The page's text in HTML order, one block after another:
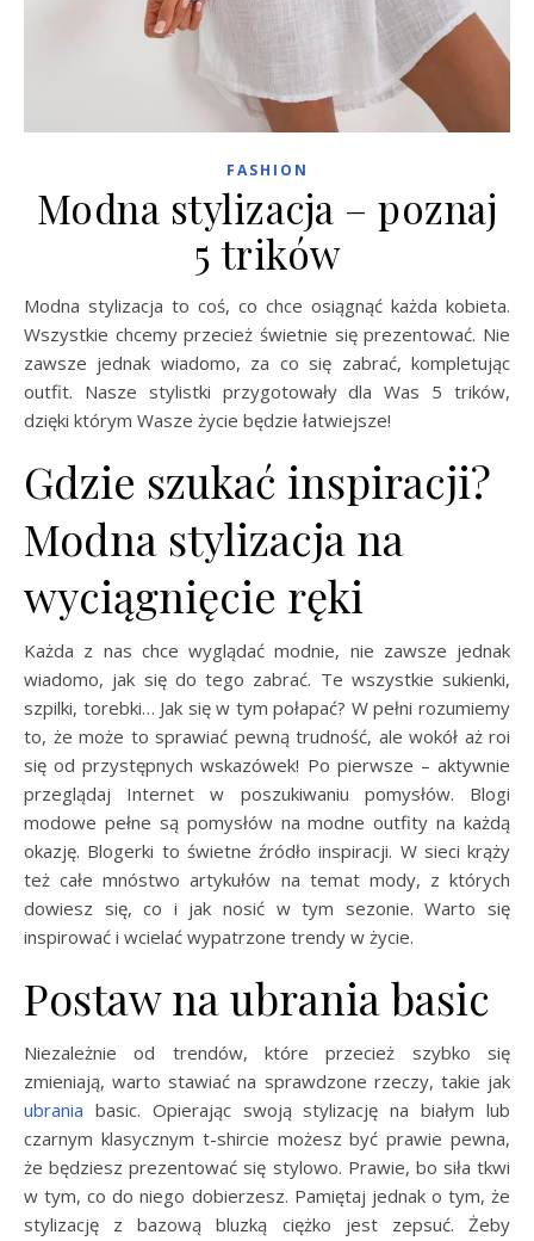
FASHION
Modna stylizacja – poznaj
5 trików
Modna stylizacja to coś, co chce osiągnąć każda kobieta.
Wszystkie chcemy przecież świetnie się prezentować. Nie
zawsze jednak wiadomo, za co się zabrać, kompletując
outfit. Nasze stylistki przygotowały dla Was 5 trików,
dzięki którym Wasze życie będzie łatwiejsze!
Gdzie szukać inspiracji?
Modna stylizacja na
wyciągnięcie ręki
Każda z nas chce wyglądać modnie, nie zawsze jednak
wiadomo, jak się do tego zabrać. Te wszystkie sukienki,
szpilki, torebki… Jak się w tym połapać? W pełni rozumiemy
to, że może to sprawiać pewną trudność, ale wokół aż roi
się od przystępnych wskazówek! Po pierwsze – aktywnie
przeglądaj Internet w poszukiwaniu pomysłów. Blogi
modowe pełne są pomysłów na modne outfity na każdą
okazję. Blogerki to świetne źródło inspiracji. W sieci krąży
też całe mnóstwo artykułów na temat mody, z których
dowiesz się, co i jak nosić w tym sezonie. Warto się
inspirować i wcielać wypatrzone trendy w życie.
Postaw na ubrania basic
Niezależnie od trendów, które przecież szybko się
zmieniają, warto stawiać na sprawdzone rzeczy, takie jak
ubrania basic. Opierając swoją stylizację na białym lub
czarnym klasycznym t-shircie możesz być prawie pewna,
że będziesz prezentować się stylowo. Prawie, bo siła tkwi
w tym, co do niego dobierzesz. Pamiętaj jednak o tym, że
stylizację z bazową bluzką ciężko jest zepsuć. Żeby